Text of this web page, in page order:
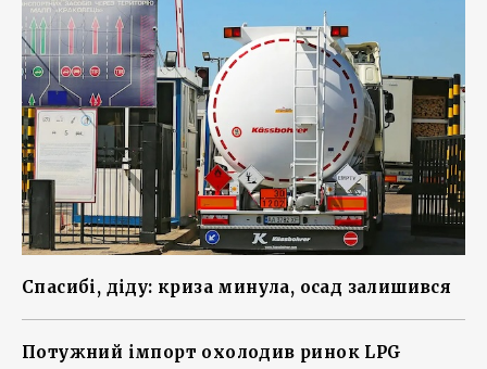
Спасибі, діду: криза минула, осад залишився
Потужний імпорт охолодив ринок LPG